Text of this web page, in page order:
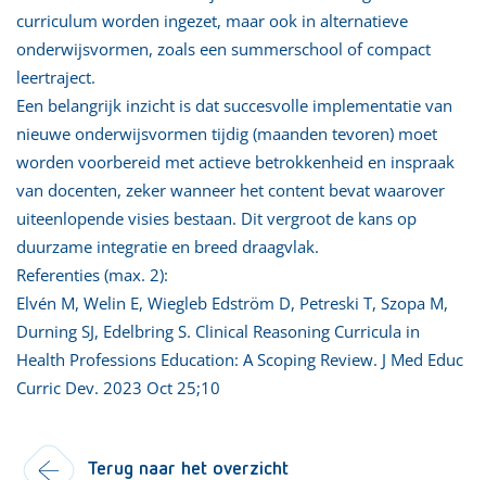
curriculum worden ingezet, maar ook in alternatieve
onderwijsvormen, zoals een summerschool of compact
leertraject.
Een belangrijk inzicht is dat succesvolle implementatie van
nieuwe onderwijsvormen tijdig (maanden tevoren) moet
worden voorbereid met actieve betrokkenheid en inspraak
van docenten, zeker wanneer het content bevat waarover
uiteenlopende visies bestaan. Dit vergroot de kans op
duurzame integratie en breed draagvlak.
Referenties (max. 2):
Elvén M, Welin E, Wiegleb Edström D, Petreski T, Szopa M,
Durning SJ, Edelbring S. Clinical Reasoning Curricula in
Health Professions Education: A Scoping Review. J Med Educ
Curric Dev. 2023 Oct 25;10
Terug naar het overzicht